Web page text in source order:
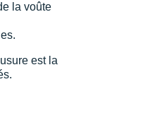
la voûte
est la